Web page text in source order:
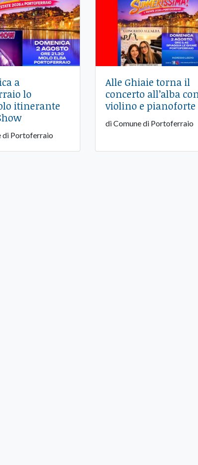
a
lo
itinerante
di Portoferraio
Alle Ghiaie torna il
concerto all’alba
violino e pianoforte
di Comune di Portoferraio